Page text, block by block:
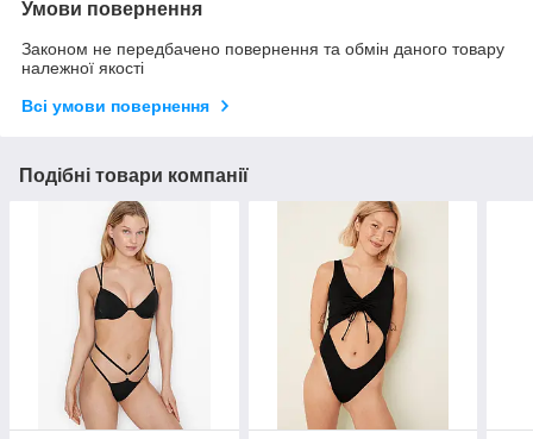
Умови повернення
Законом не передбачено повернення та обмін даного товару
належної якості
Всі умови повернення
Подібні товари компанії